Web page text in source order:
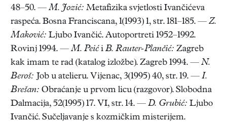
48–50. —M. Jozić: Metafizika svjetlosti Ivančićeva
raspeća. Bosna Franciscana, 1(1993) 1, str. 181–185. — Z.
Maković: Ljubo Ivančić. Autoportreti 1952–1992.
Rovinj 1994. —M. Peić i B. Rauter-Plančić: Zagreb
kak imam te rad (katalog izložbe). Zagreb 1994. — N.
Beroš: Job u atelieru. Vijenac, 3(1995) 40, str. 19. — I.
Brešan: Obraćanje u prvom licu (razgovor). Slobodna
Dalmacija, 52(1995) 17. VI, str. 14. — D. Grubić: Ljubo
Ivančić. Sučeljavanje s kozmičkim misterijem.